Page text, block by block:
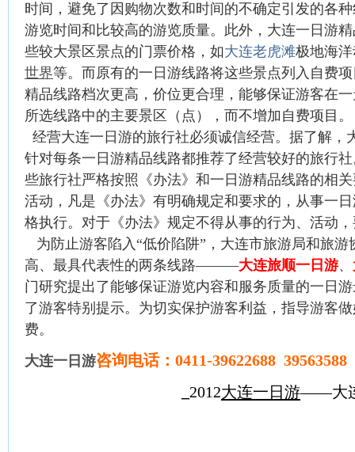
时间，避免了因购物次数和时间的不确定引发的各
游览时间和比较高的游览质量。此外，大连一日游
些较大景区景点的门票价格，如大连老虎滩极地海
世界等。而原有的一日游线路将这些景点列入自费
精品线路档次更高，价位更合理，能够保证游客在
所选线路中的主要景区（点），而不增加自费项目
经营大连一日游的旅行社必须诚信经营。据了解，
针对每条一日游精品线路都推荐了经营较好的旅行
些旅行社严格按照《办法》和一日游精品线路的相
活动，凡是《办法》有明确规定和要求的，从事一
格执行。对于《办法》规定不得从事的行为、活动
为防止游客陷入“低价陷阱”，大连市旅游局和旅游
高、最具代表性的两条线路———大连旅顺一日游、
门研究提出了能够保证游览内容和服务质量的一日
了游客特别提示。为切实保护游客利益，指导游客
费。
大连一日游咨询电话：0411-39622688
2012大连一日游——大